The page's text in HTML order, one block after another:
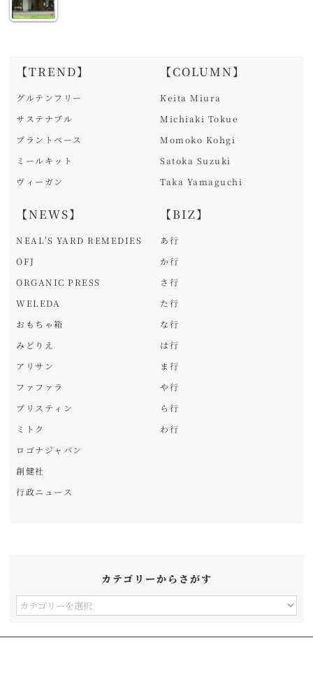
【TREND】
グルテンフリー
サステナブル
プラントベース
ミールキット
ヴィーガン
【NEWS】
NEAL'S YARD REMEDIES
OFJ
ORGANIC PRESS
WELEDA
おもちゃ箱
みどりえ
アリサン
ファファラ
プリスティン
ミトク
ロゴナジャパン
創健社
行政ニュース
【COLUMN】
Keita Miura
Michiaki Tokue
Momoko Kohgi
Satoka Suzuki
Taka Yamaguchi
【BIZ】
あ行
か行
さ行
た行
な行
は行
ま行
や行
ら行
わ行
カテゴリーからさがす
カ